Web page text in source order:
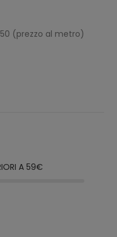
(prezzo al metro)
A 59€